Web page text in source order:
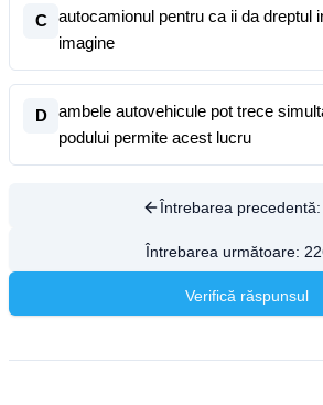
C
autocamionul pentru ca ii da dreptul
imagine
D
ambele autovehicule pot trece
podului permite acest lucru
Întrebarea precedentă:
Întrebarea următoare:
Verifică răspunsul